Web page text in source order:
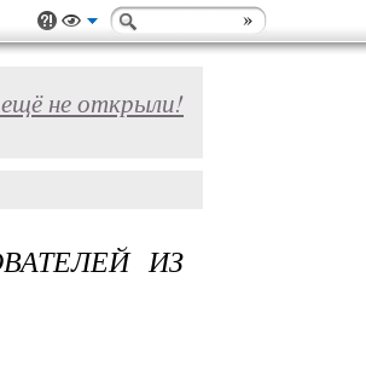
ещё не открыли!
ИЗ